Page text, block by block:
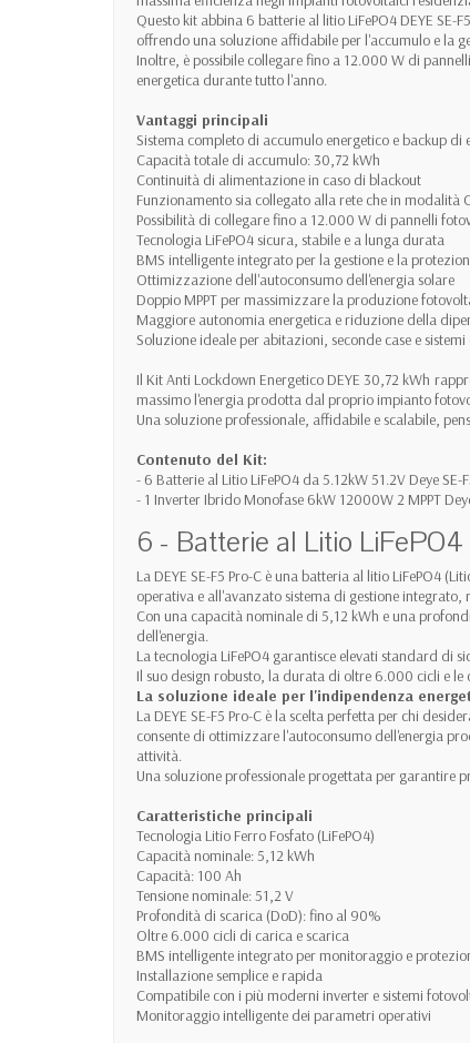
Questo kit abbina 6 batterie al litio LiFePO4 DEYE
offrendo una soluzione affidabile per l'accumulo e la
Inoltre, è possibile collegare fino a 12.000 W di
energetica durante tutto l'anno.
Vantaggi principali
Sistema completo di accumulo energetico e backup di
Capacità totale di accumulo: 30,72 kWh
Continuità di alimentazione in caso di blackout
Funzionamento sia collegato alla rete che in modalità
Possibilità di collegare fino a 12.000 W di pannelli
Tecnologia LiFePO4 sicura, stabile e a lunga durata
BMS intelligente integrato per la gestione e la
Ottimizzazione dell'autoconsumo dell'energia solare
Doppio MPPT per massimizzare la produzione
Maggiore autonomia energetica e riduzione della
Soluzione ideale per abitazioni, seconde case e
Il Kit Anti Lockdown Energetico DEYE 30,72 kWh
massimo l'energia prodotta dal proprio impianto
Una soluzione professionale, affidabile e scalabile,
Contenuto del Kit:
- 6 Batterie al Litio LiFePO4 da 5.12kW 51.2V Deye SE-
- 1 Inverter Ibrido Monofase 6kW 12000W 2 MPPT
6 - Batterie al Litio
La DEYE SE-F5 Pro-C è una batteria al litio LiFePO4
operativa e all'avanzato sistema di gestione
Con una capacità nominale di 5,12 kWh e una
dell'energia.
La tecnologia LiFePO4 garantisce elevati standard
Il suo design robusto, la durata di oltre 6.000 cicli e
La soluzione ideale per l'indipendenza
La DEYE SE-F5 Pro-C è la scelta perfetta per chi
consente di ottimizzare l'autoconsumo dell'energia
attività.
Una soluzione professionale progettata per garantire
Caratteristiche principali
Tecnologia Litio Ferro Fosfato (LiFePO4)
Capacità nominale: 5,12 kWh
Capacità: 100 Ah
Tensione nominale: 51,2 V
Profondità di scarica (DoD): fino al 90%
Oltre 6.000 cicli di carica e scarica
BMS intelligente integrato per monitoraggio e
Installazione semplice e rapida
Compatibile con i più moderni inverter e sistemi
Monitoraggio intelligente dei parametri operativi